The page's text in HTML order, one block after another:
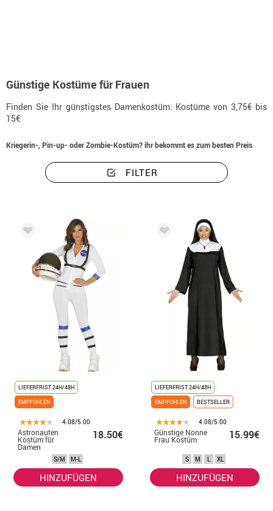
Günstige Kostüme für Frauen
Finden Sie Ihr günstigstes Damenkostüm: Kostüme von 3,75€ bis
15€
Kriegerin-, Pin-up- oder Zombie-Kostüm? ihr bekommt es zum besten Preis
FILTER
LIEFERFRIST 24H/48H
EMPFOHLEN
4.08/5.00
Astronauten
Kostüm für
Damen
18.50€
S/M M-L
HINZUFÜGEN
LIEFERFRIST 24H/48H
EMPFOHLEN
BESTSELLER
4.08/5.00
Günstige Nonne
Frau Kostüm 15.99€
S M L XL
HINZUFÜGEN